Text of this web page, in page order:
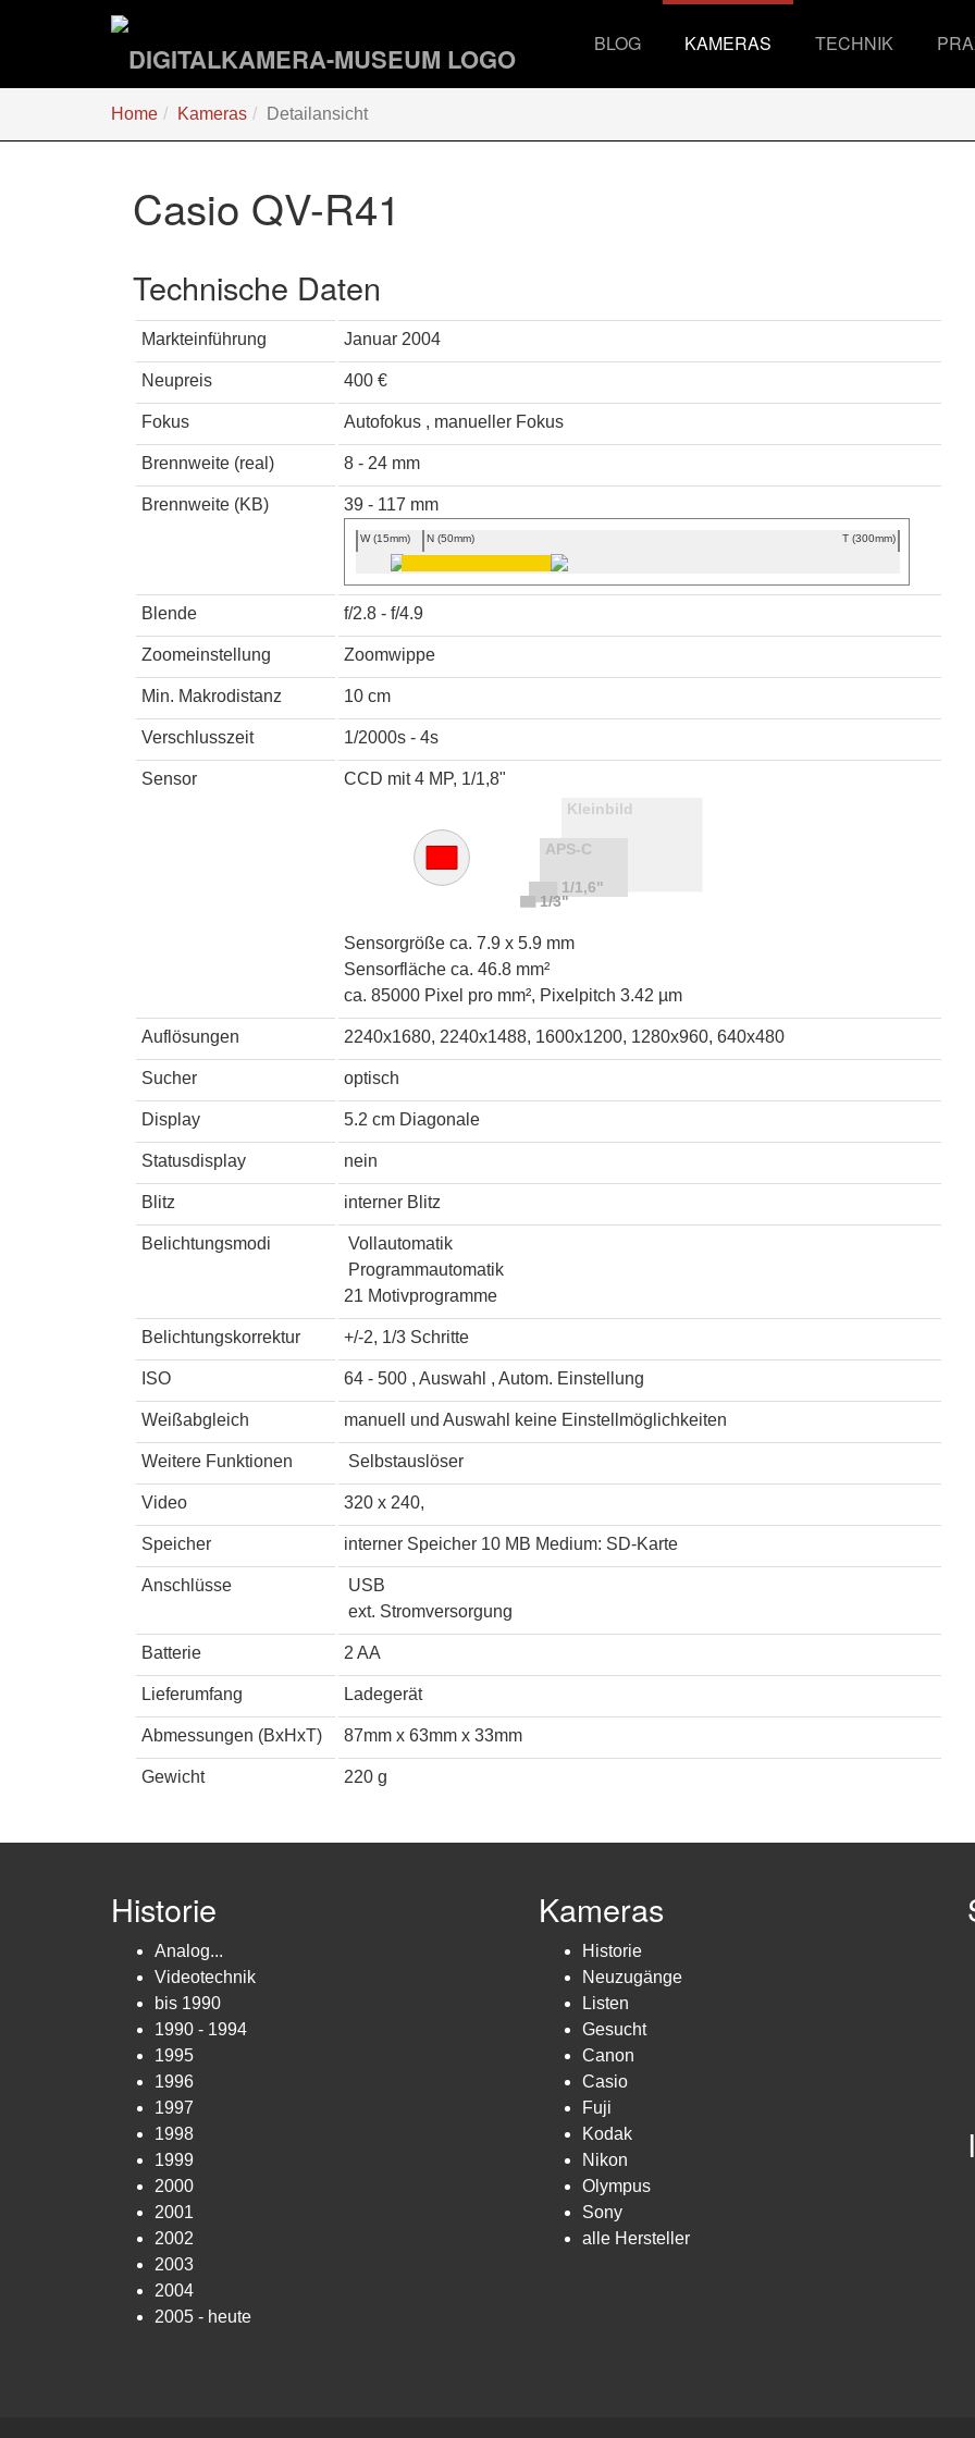
BLOG KAMERAS TECHNIK
sind
Home Kameras Detailansicht
Casio QV-R41
Technische Daten
Markteinführung Januar 2004
Neupreis 400 €
Fokus Autofokus , manueller Fokus
Brennweite (real) 8 - 24 mm
Brennweite (KB) 39 - 117 mm
W (15mm) N (50mm) T (300mm)
Blende f/2.8 - f/4.9
Zoomeinstellung Zoomwippe
Min. Makrodistanz 10 cm
Verschlusszeit 1/2000s - 4s
Sensor CCD mit 4 MP, 1/1,8"
Sensorgröße ca. 7.9 x 5.9 mm
Sensorfläche ca. 46.8 mm²
ca. 85000 Pixel pro mm², Pixelpitch 3.42 µm
Auflösungen 2240x1680, 2240x1488, 1600x1200, 1280x960, 640x480
Sucher optisch
Display 5.2 cm Diagonale
Statusdisplay nein
Blitz interner Blitz
Belichtungsmodi
Vollautomatik
Programmautomatik
21 Motivprogramme
Belichtungskorrektur +/-2, 1/3 Schritte
ISO 64 - 500 , Auswahl , Autom. Einstellung
Weißabgleich manuell und Auswahl keine Einstellmöglichkeiten
Weitere Funktionen Selbstauslöser
Video 320 x 240,
Speicher interner Speicher 10 MB Medium: SD-Karte
Anschlüsse
USB
ext. Stromversorgung
Batterie 2 AA
Lieferumfang Ladegerät
Abmessungen (BxHxT) 87mm x 63mm x 33mm
Gewicht 220 g
Historie
Analog...
Videotechnik
bis 1990
1990 - 1994
1995
1996
1997
1998
1999
2000
2001
2002
2003
2004
2005 - heute
Kameras
Historie
Neuzugänge
Listen
Gesucht
Canon
Casio
Fuji
Kodak
Nikon
Olympus
Sony
alle Hersteller